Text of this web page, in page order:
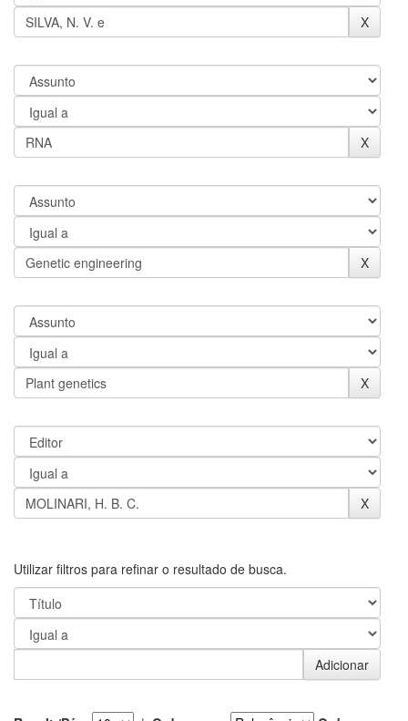
Utilizar filtros para refinar o resultado de busca.